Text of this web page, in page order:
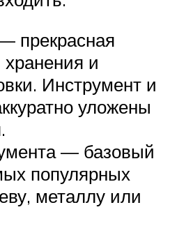
прекрасная
хранения и
Инструмент и
уложены
— базовый
популярных
металлу или